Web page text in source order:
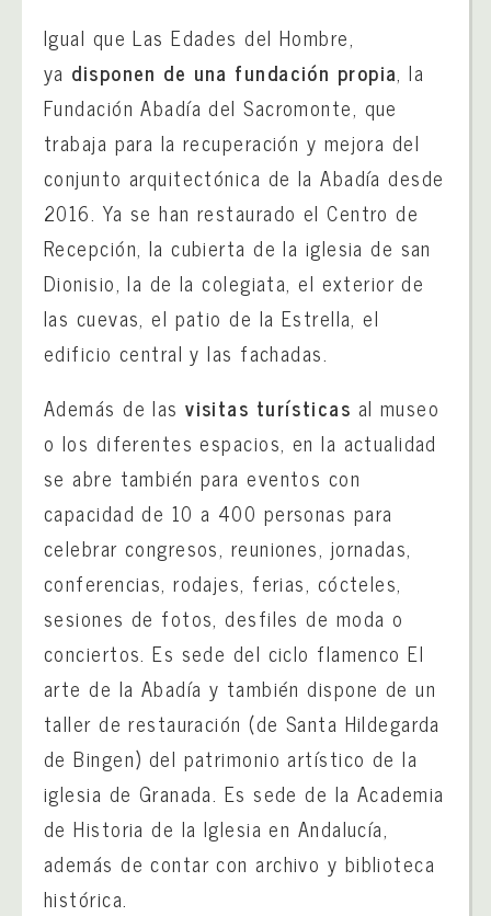
Igual que Las Edades del Hombre,
ya disponen de una fundación propia, la
Fundación Abadía del Sacromonte, que
trabaja para la recuperación y mejora del
conjunto arquitectónica de la Abadía desde
2016. Ya se han restaurado el Centro de
Recepción, la cubierta de la iglesia de san
Dionisio, la de la colegiata, el exterior de
las cuevas, el patio de la Estrella, el
edificio central y las fachadas.
Además de las visitas turísticas al museo
o los diferentes espacios, en la actualidad
se abre también para eventos con
capacidad de 10 a 400 personas para
celebrar congresos, reuniones, jornadas,
conferencias, rodajes, ferias, cócteles,
sesiones de fotos, desfiles de moda o
conciertos. Es sede del ciclo flamenco El
arte de la Abadía y también dispone de un
taller de restauración (de Santa Hildegarda
de Bingen) del patrimonio artístico de la
iglesia de Granada. Es sede de la Academia
de Historia de la Iglesia en Andalucía,
además de contar con archivo y biblioteca
histórica.